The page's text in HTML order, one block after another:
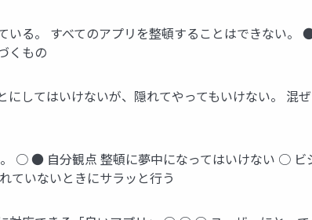
いる。 すべてのアプリを整頓することはできない
くもの
してはいけないが、隠れてやってもいけない。 混
○ ● 自分観点 整頓に夢中になってはいけない ○
ていないときにサラッと行う